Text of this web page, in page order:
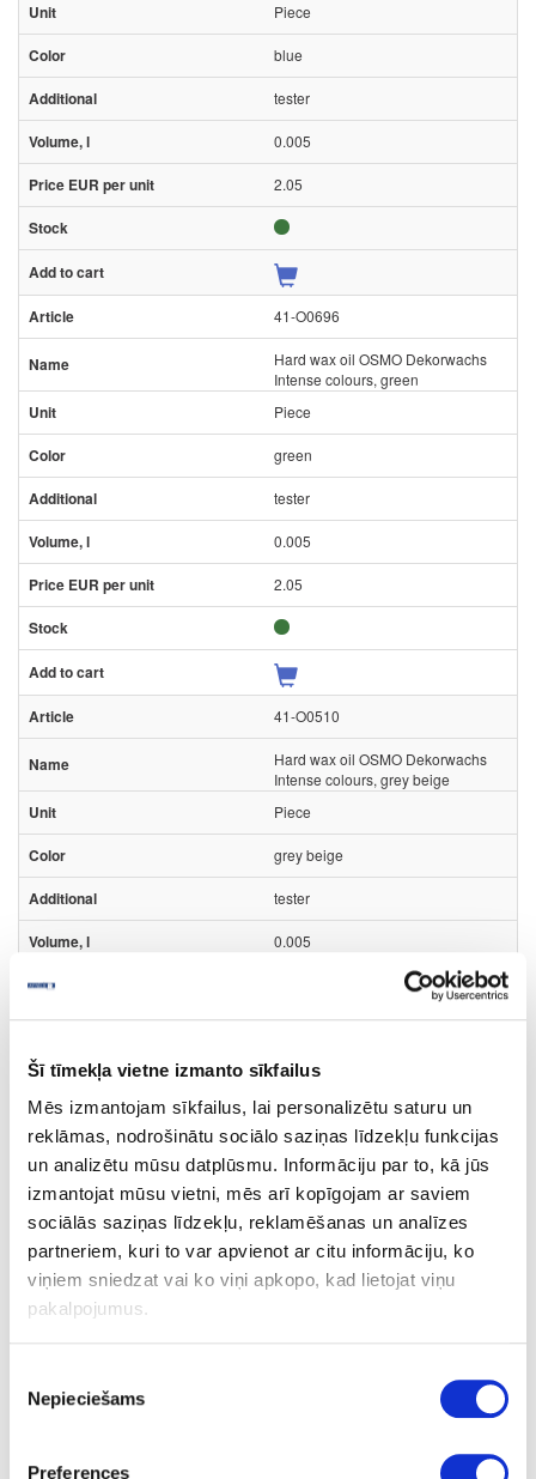
Šī tīmekļa vietne izmanto sīkfailus
Mēs izmantojam sīkfailus, lai personalizētu saturu un
reklāmas, nodrošinātu sociālo saziņas līdzekļu funkcijas
un analizētu mūsu datplūsmu. Informāciju par to, kā jūs
izmantojat mūsu vietni, mēs arī kopīgojam ar saviem
sociālās saziņas līdzekļu, reklamēšanas un analīzes
partneriem, kuri to var apvienot ar citu informāciju, ko
viņiem sniedzat vai ko viņi apkopo, kad lietojat viņu
pakalpojumus.
izvēle
Nepieciešams
Preferences
Piece
blue
tester
0.005
2.05
41-O0696
Hard wax oil OSMO Dekorwachs
Intense colours, green
Piece
green
tester
0.005
2.05
41-O0510
Hard wax oil OSMO Dekorwachs
Intense colours, grey beige
Piece
grey beige
tester
0.005
41-O0289
Hard wax oil OSMO Dekorwachs
Intense colours, grey beige
Piece
grey beige